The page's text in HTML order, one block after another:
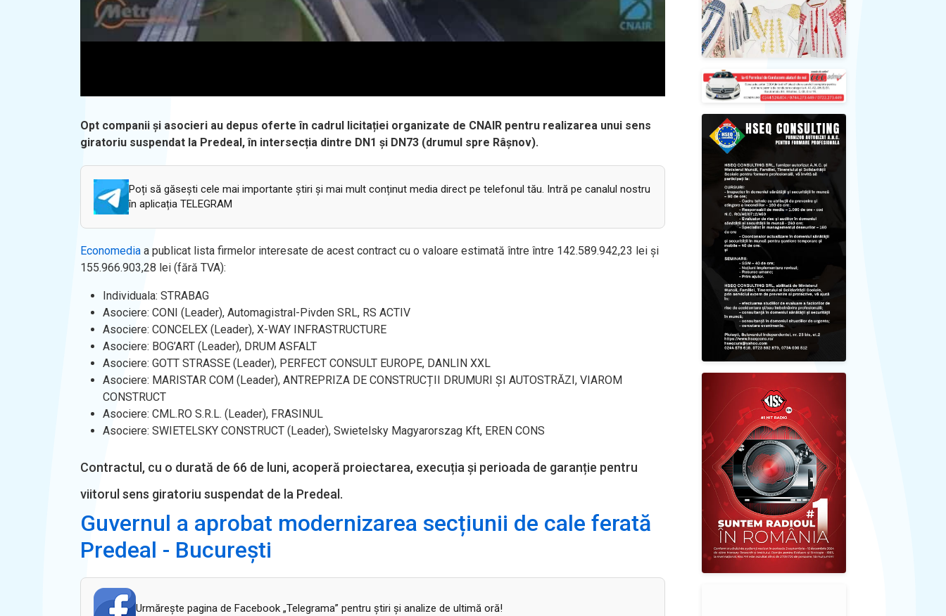
Opt companii și asocieri au depus oferte în cadrul licitației organizate de CNAIR pentru realizarea unui sens
giratoriu suspendat la Predeal, în intersecția dintre DN1 și DN73 (drumul spre Râșnov).
Poți să găsești cele mai importante știri și mai mult conținut media direct pe telefonul tău. Intră pe canalul nostru
în aplicația TELEGRAM
Economedia a publicat lista firmelor interesate de acest contract cu o valoare estimată între între 142.589.942,23 lei și
155.966.903,28 lei (fără TVA):
Individuala: STRABAG
Asociere: CONI (Leader), Automagistral-Pivden SRL, RS ACTIV
Asociere: CONCELEX (Leader), X-WAY INFRASTRUCTURE
Asociere: BOG’ART (Leader), DRUM ASFALT
Asociere: GOTT STRASSE (Leader), PERFECT CONSULT EUROPE, DANLIN XXL
Asociere: MARISTAR COM (Leader), ANTREPRIZA DE CONSTRUCȚII DRUMURI ȘI AUTOSTRĂZI, VIAROM
CONSTRUCT
Asociere: CML.RO S.R.L. (Leader), FRASINUL
Asociere: SWIETELSKY CONSTRUCT (Leader), Swietelsky Magyarorszag Kft, EREN CONS
Contractul, cu o durată de 66 de luni, acoperă proiectarea, execuția și perioada de garanție pentru
viitorul sens giratoriu suspendat de la Predeal.
Guvernul a aprobat modernizarea secțiunii de cale ferată
Predeal - București
Urmăreşte pagina de Facebook „Telegrama” pentru ştiri şi analize de ultimă oră!